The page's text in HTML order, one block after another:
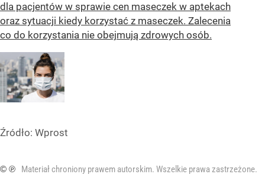
dla pacjentów w sprawie cen maseczek w aptekach
oraz sytuacji kiedy korzystać z maseczek. Zalecenia
co do korzystania nie obejmują zdrowych osób.
Źródło: Wprost
© ℗
Materiał chroniony prawem autorskim. Wszelkie prawa zastrzeżone.